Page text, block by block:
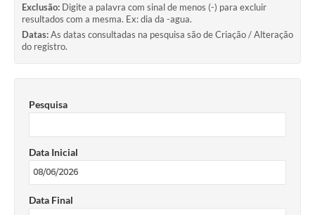
Ouvidoria
SIC
Notícias
Conselho Tutelar.
Carta de Serviços
Obras
Exclusão: Digite a palavra com sinal de menos (-) para excluir
resultados com a mesma. Ex: dia da -agua.
Datas:As datas consultadas na pesquisa são de Criação / Alteração
do registro.
Pesquisa
Data Inicial
Data Final